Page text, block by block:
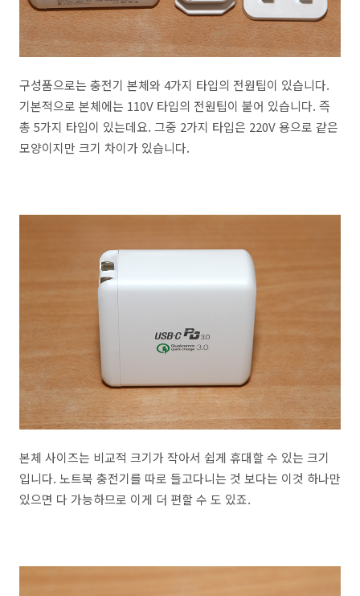
구성품으로는 충전기 본체와 4가지 타입의 전원팁이 있습니다.
기본적으로 본체에는 110V 타입의 전원팁이 붙어 있습니다. 즉
총 5가지 타입이 있는데요. 그중 2가지 타입은 220V 용으로 같은
모양이지만 크기 차이가 있습니다.
본체 사이즈는 비교적 크기가 작아서 쉽게 휴대할 수 있는 크기
입니다. 노트북 충전기를 따로 들고다니는 것 보다는 이것 하나만
있으면 다 가능하므로 이게 더 편할 수 도 있죠.